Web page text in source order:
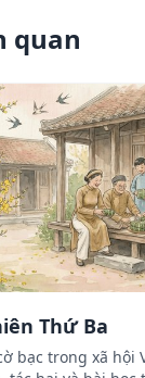
quan
Thứ Ba
bạc trong xã hội